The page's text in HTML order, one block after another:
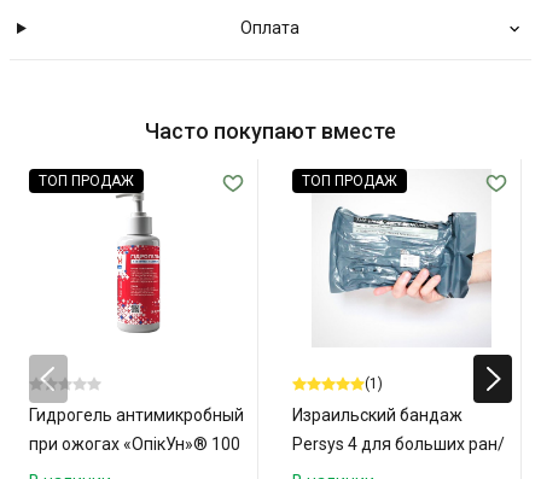
Оплата
Часто покупают вместе
ТОП ПРОДАЖ
Гидрогель антимикробный
при ожогах «ОпікУн»® 100
мл
ТОП ПРОДАЖ
(1)
Израильский бандаж
Persys 4 для больших ран/
ампутаций